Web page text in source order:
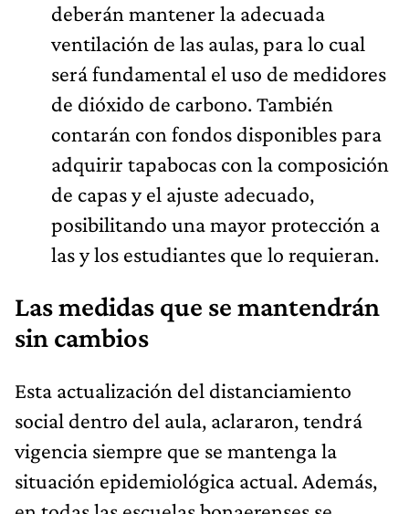
deberán mantener la adecuada
ventilación de las aulas, para lo cual
será fundamental el uso de medidores
de dióxido de carbono. También
contarán con fondos disponibles para
adquirir tapabocas con la composición
de capas y el ajuste adecuado,
posibilitando una mayor protección a
las y los estudiantes que lo requieran.
Las medidas que se mantendrán
sin cambios
Esta actualización del distanciamiento
social dentro del aula, aclararon, tendrá
vigencia siempre que se mantenga la
situación epidemiológica actual. Además,